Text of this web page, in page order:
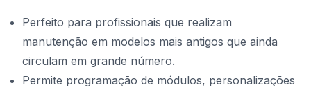
Perfeito para profissionais que realizam
manutenção em modelos mais antigos que ainda
circulam em grande número.
Permite programação de módulos, personalizações